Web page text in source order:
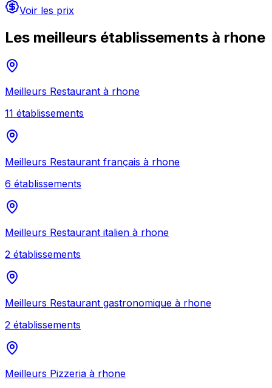
Voir les prix
Les meilleurs établissements à rhone
Meilleurs Restaurant à rhone
11 établissements
Meilleurs Restaurant français à rhone
6 établissements
Meilleurs Restaurant italien à rhone
2 établissements
Meilleurs Restaurant gastronomique à rhone
2 établissements
Meilleurs Pizzeria à rhone